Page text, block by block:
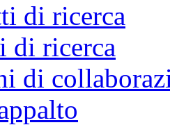
di ricerca
di ricerca
di